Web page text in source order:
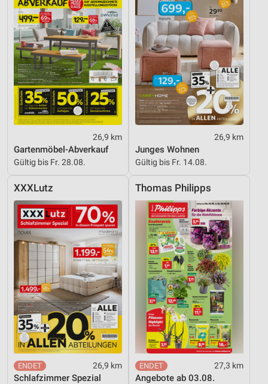
26,9 km
Gartenmöbel-Abverkauf
Gültig bis Fr. 28.08.
26,9 km
Junges Wohnen
Gültig bis Fr. 14.08.
XXXLutz
26,9 km
Schlafzimmer Spezial
Thomas Philipps
27,3 km
Angebote ab 03.08.